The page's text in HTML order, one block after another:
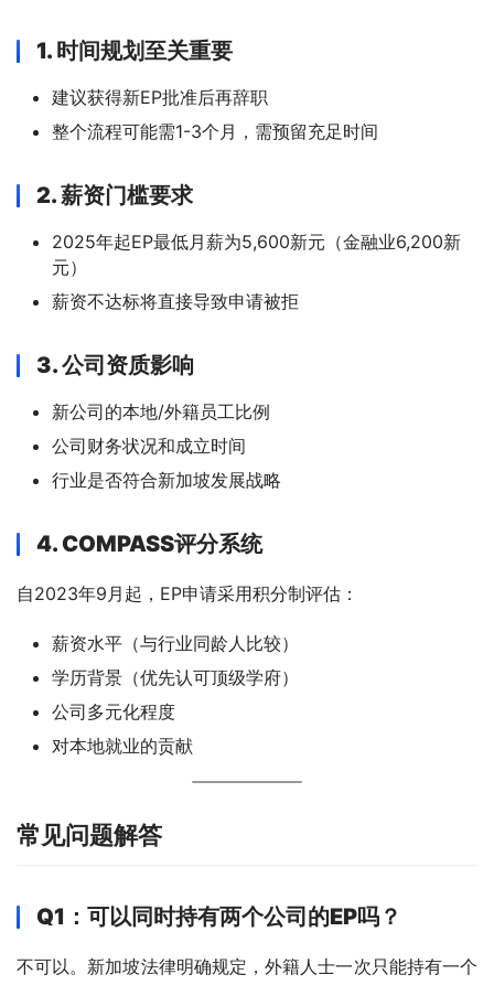
1. 时间规划至关重要
建议获得新EP批准后再辞职
整个流程可能需1-3个月，需预留充足时间
2. 薪资门槛要求
2025年起EP最低月薪为5,600新元（金融业6,200新
元）
薪资不达标将直接导致申请被拒
3. 公司资质影响
新公司的本地/外籍员工比例
公司财务状况和成立时间
行业是否符合新加坡发展战略
4. COMPASS评分系统
自2023年9月起，EP申请采用积分制评估：
薪资水平（与行业同龄人比较）
学历背景（优先认可顶级学府）
公司多元化程度
对本地就业的贡献
常见问题解答
Q1：可以同时持有两个公司的EP吗？
不可以。新加坡法律明确规定，外籍人士一次只能持有一个